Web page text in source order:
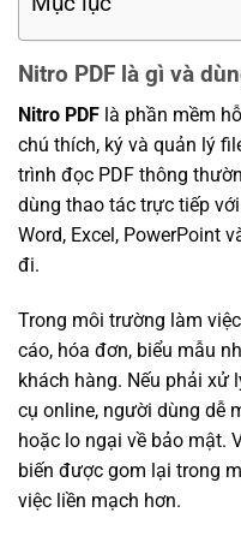
Nitro PDF là gì và
Nitro PDF là phần mềm
chú thích, ký và quản lý
trình đọc PDF thông
dùng thao tác trực tiếp
Word, Excel, PowerPoint
đi.
Trong môi trường làm
cáo, hóa đơn, biểu mẫu
khách hàng. Nếu phải xử
cụ online, người dùng dễ
hoặc lo ngại về bảo mật.
biến được gom lại trong
việc liền mạch hơn.